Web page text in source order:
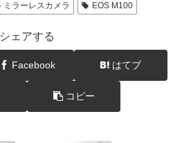
ミラーレスカメラ EOS M100
シェアする
Facebook はてブ
コピー